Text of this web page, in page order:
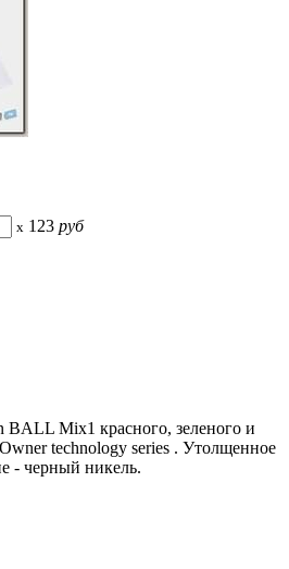
x 123 руб
Mix1 красного, зеленого и
technology series . Утолщенное
- черный никель.